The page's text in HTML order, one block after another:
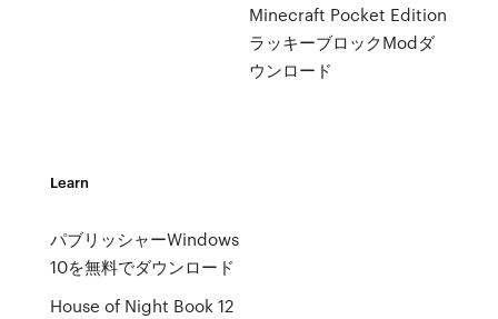
Minecraft Pocket Edition
ラッキーブロックModダ
ウンロード
Learn
パブリッシャーWindows
10を無料でダウンロード
House of Night Book 12